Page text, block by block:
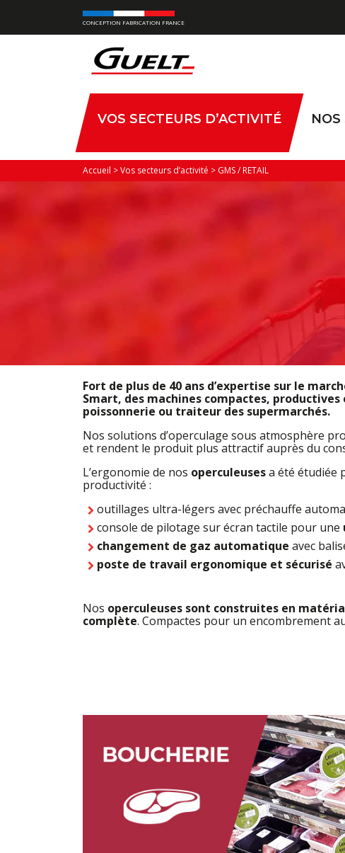
CONCEPTION FABRICATION FRANCE
VOS SECTEURS D’ACTIVITÉ
Accueil >Vos secteurs d’activité > GMS / RETAIL
Fort de plus de 40 ans d’expertise sur le
Smart, des machines compactes,
poissonnerie ou traiteur des supermarchés.
Nos solutions d’operculage sous atmosphère
et rendent le produit plus attractif auprès du
L’ergonomie de nos operculeusesa été étudiée
productivité :
outillages ultra-légers avec préchauffe
console de pilotage sur écran tactile pour une
changement de gaz automatique avec
poste de travail ergonomique et sécurisé
Nos operculeuses sont construites en
complète. Compactes pour un encombrement